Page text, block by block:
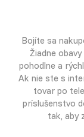
Bojíte sa
Žiadne
pohodlne a
Ak nie ste s
tovar po
príslušenstvo
tak, aby